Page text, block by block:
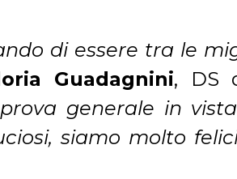
di essere tra le
Guadagnini, DS
generale in
siamo molto